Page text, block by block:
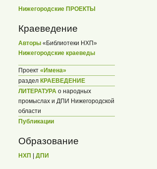
Нижегородские ПРОЕКТЫ
Краеведение
Авторы «Библиотеки НХП»
Нижегородские краеведы
Проект «Имена»
раздел КРАЕВЕДЕНИЕ
ЛИТЕРАТУРА о народных
промыслах и ДПИ Нижегородской
области
Публикации
Образование
НХП ДПИ